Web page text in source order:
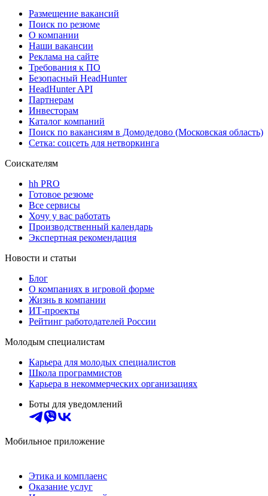
Размещение вакансий
Поиск по резюме
О компании
Наши вакансии
Реклама на сайте
Требования к ПО
Безопасный HeadHunter
HeadHunter API
Партнерам
Инвесторам
Каталог компаний
Поиск по вакансиям в Домодедово (Московская область)
Сетка: соцсеть для нетворкинга
Соискателям
hh PRO
Готовое резюме
Все сервисы
Хочу у вас работать
Производственный календарь
Экспертная рекомендация
Новости и статьи
Блог
О компаниях в игровой форме
Жизнь в компании
ИТ-проекты
Рейтинг работодателей России
Молодым специалистам
Карьера для молодых специалистов
Школа программистов
Карьера в некоммерческих организациях
Боты для уведомлений
Мобильное приложение
Этика и комплаенс
Оказание услуг